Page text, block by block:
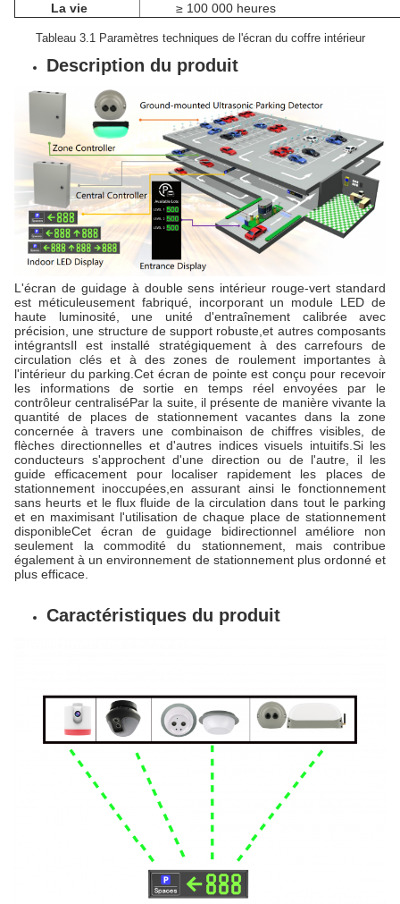
La vie
≥ 100 000 heures
Tableau 3.1 Paramètres techniques de l'écran du coffre intérieur
Description du produit
L'écran de guidage à double sens intérieur rouge-vert standard
est méticuleusement fabriqué, incorporant un module LED de
haute luminosité, une unité d'entraînement calibrée avec
précision, une structure de support robuste,et autres composants
intégrantsIl est installé stratégiquement à des carrefours de
circulation clés et à des zones de roulement importantes à
l'intérieur du parking.Cet écran de pointe est conçu pour recevoir
les informations de sortie en temps réel envoyées par le
contrôleur centraliséPar la suite, il présente de manière vivante la
quantité de places de stationnement vacantes dans la zone
concernée à travers une combinaison de chiffres visibles, de
flèches directionnelles et d'autres indices visuels intuitifs.Si les
conducteurs s'approchent d'une direction ou de l'autre, il les
guide efficacement pour localiser rapidement les places de
stationnement inoccupées,en assurant ainsi le fonctionnement
sans heurts et le flux fluide de la circulation dans tout le parking
et en maximisant l'utilisation de chaque place de stationnement
disponibleCet écran de guidage bidirectionnel améliore non
seulement la commodité du stationnement, mais contribue
également à un environnement de stationnement plus ordonné et
plus efficace.
Caractéristiques du produit